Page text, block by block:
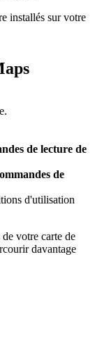
installés sur votre
de lecture de
de
d'utilisation
votre carte de
davantage